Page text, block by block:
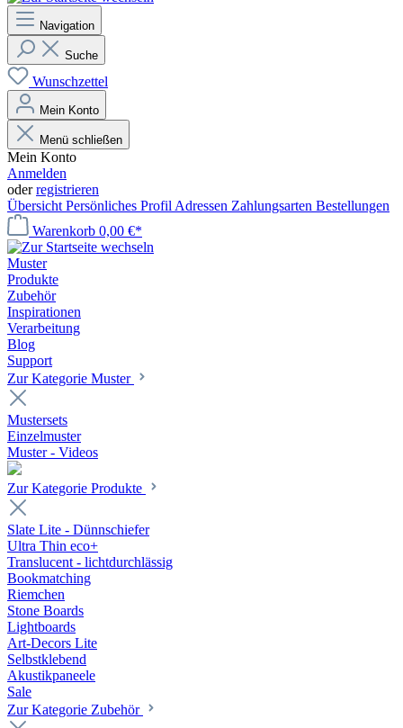
Navigation
Suche
Wunschzettel
Mein Konto
Menü schließen
Mein Konto
Anmelden
oderregistrieren
Übersicht Persönliches Profil Adressen Zahlungsarten Bestellungen
Warenkorb 0,00 €*
Muster
Produkte
Zubehör
Inspirationen
Verarbeitung
Blog
Support
Zur Kategorie Muster
Mustersets
Einzelmuster
Muster - Videos
Zur Kategorie Produkte
Slate Lite - Dünnschiefer
Ultra Thin eco+
Translucent - lichtdurchlässig
Bookmatching
Riemchen
Stone Boards
Lightboards
Art-Decors Lite
Selbstklebend
Akustikpaneele
Sale
Zur Kategorie Zubehör